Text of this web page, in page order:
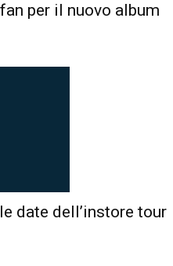
per il nuovo album
date dell’instore tour